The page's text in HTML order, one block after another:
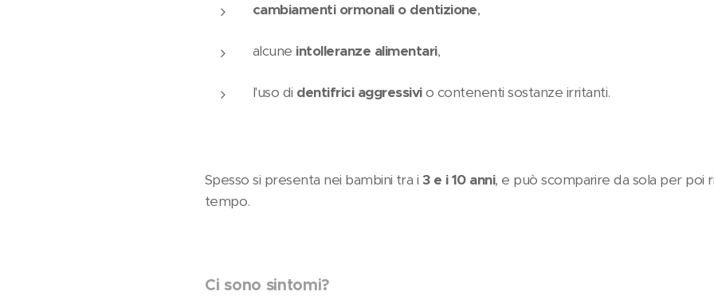
cambiamenti ormonali o dentizione,
alcune intolleranze alimentari,
l'uso di dentifrici aggressivio contenenti sostanze irritanti.
Spesso si presenta nei bambini tra i 3 e i 10 anni, e può scomparire da sola per poi
tempo.
Ci sono sintomi?